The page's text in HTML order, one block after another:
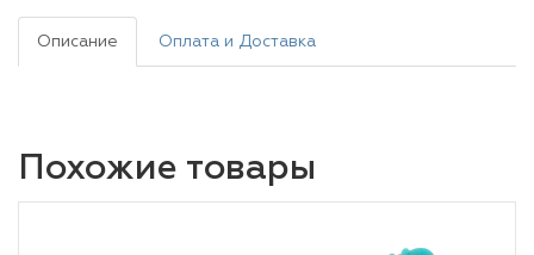
Описание Оплата и Доставка
Похожие товары